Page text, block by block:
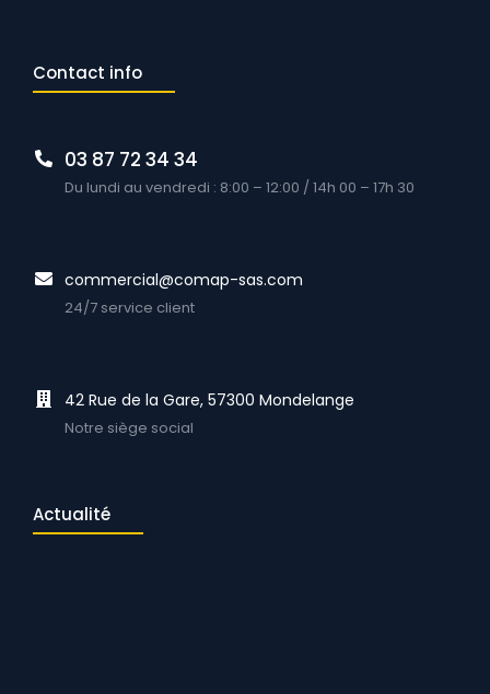
Contact info
03 87 72 34 34
Du lundi au vendredi : 8:00 – 12:00 / 14h 00 – 17h 30
commercial@comap-sas.com
24/7 service client
42 Rue de la Gare, 57300 Mondelange
Notre siège social
Actualité